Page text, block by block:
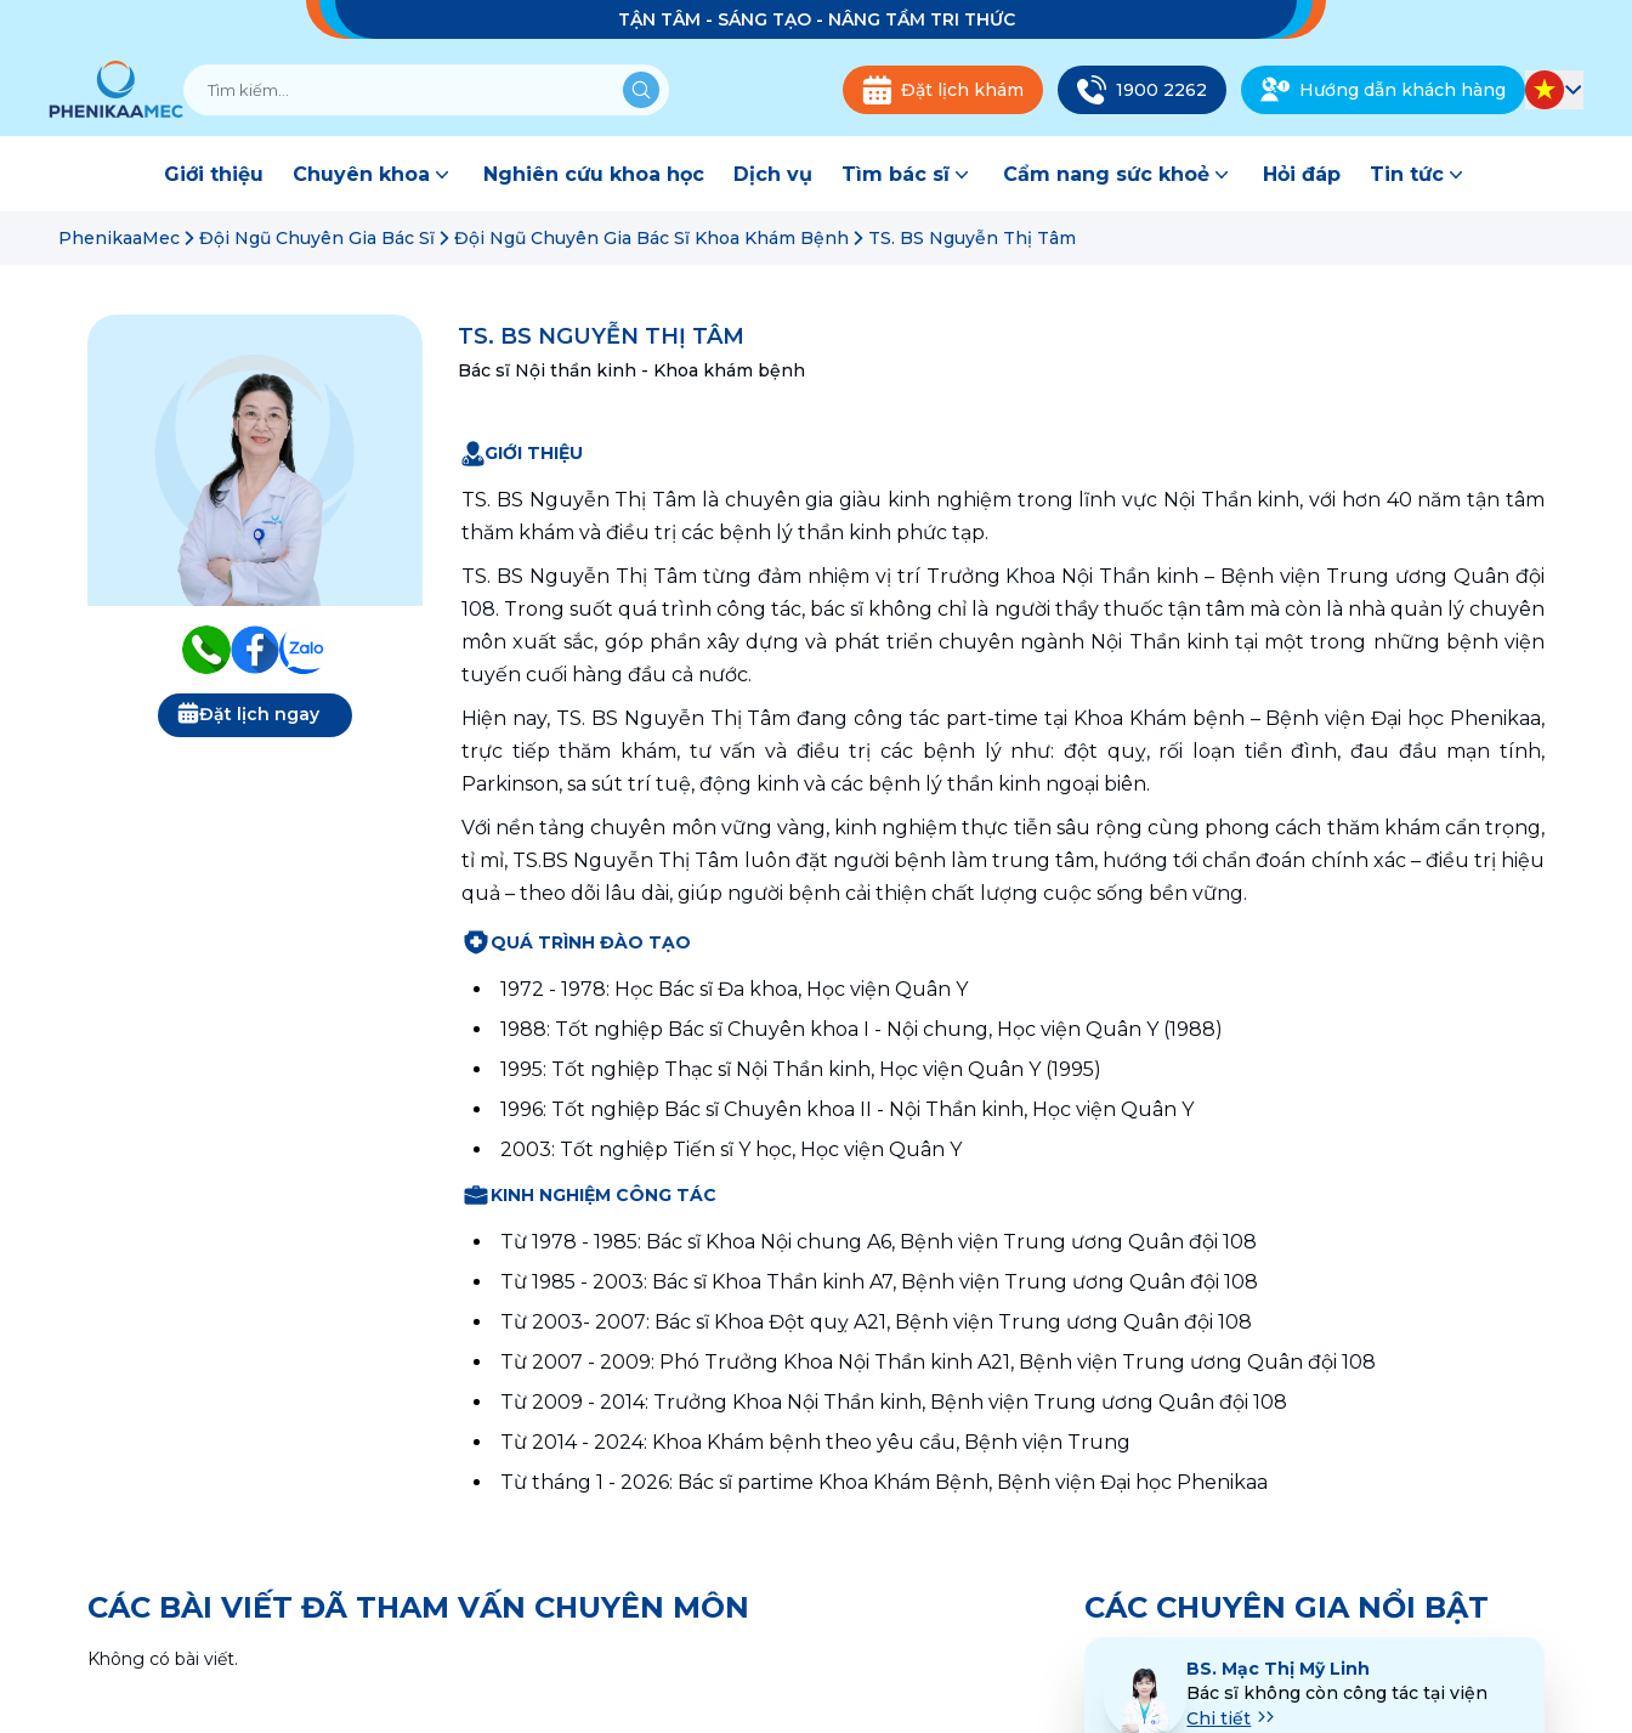
TẬN TÂM - SÁNG TẠO - NÂNG TẦM TRI THỨC
Đặt lịch khám 1900 2262 Hướng dẫn khách hàng
Giới thiệu Chuyên khoa Nghiên cứu khoa học Dịch vụ Tìm bác sĩ Cẩm nang sức khoẻ Hỏi đáp Tin tức
PhenikaaMec Đội Ngũ Chuyên Gia Bác Sĩ Đội Ngũ Chuyên Gia Bác Sĩ Khoa Khám Bệnh TS. BS Nguyễn Thị Tâm
TS. BS NGUYỄN THỊ TÂM
Bác sĩ Nội thần kinh - Khoa khám bệnh
Đặt lịch ngay
GIỚI THIỆU
TS. BS Nguyễn Thị Tâm là chuyên gia giàu kinh nghiệm trong lĩnh vực Nội Thần kinh, với hơn 40 năm tận tâm
thăm khám và điều trị các bệnh lý thần kinh phức tạp.
TS. BS Nguyễn Thị Tâm từng đảm nhiệm vị trí Trưởng Khoa Nội Thần kinh – Bệnh viện Trung ương Quân đội
108. Trong suốt quá trình công tác, bác sĩ không chỉ là người thầy thuốc tận tâm mà còn là nhà quản lý chuyên
môn xuất sắc, góp phần xây dựng và phát triển chuyên ngành Nội Thần kinh tại một trong những bệnh viện
tuyến cuối hàng đầu cả nước.
Hiện nay, TS. BS Nguyễn Thị Tâm đang công tác part-time tại Khoa Khám bệnh – Bệnh viện Đại học Phenikaa,
trực tiếp thăm khám, tư vấn và điều trị các bệnh lý như: đột quỵ, rối loạn tiền đình, đau đầu mạn tính,
Parkinson, sa sút trí tuệ, động kinh và các bệnh lý thần kinh ngoại biên.
Với nền tảng chuyên môn vững vàng, kinh nghiệm thực tiễn sâu rộng cùng phong cách thăm khám cẩn trọng,
tỉ mỉ, TS.BS Nguyễn Thị Tâm luôn đặt người bệnh làm trung tâm, hướng tới chẩn đoán chính xác – điều trị hiệu
quả – theo dõi lâu dài, giúp người bệnh cải thiện chất lượng cuộc sống bền vững.
QUÁ TRÌNH ĐÀO TẠO
1972 - 1978: Học Bác sĩ Đa khoa, Học viện Quân Y
1988: Tốt nghiệp Bác sĩ Chuyên khoa I - Nội chung, Học viện Quân Y (1988)
1995: Tốt nghiệp Thạc sĩ Nội Thần kinh, Học viện Quân Y (1995)
1996: Tốt nghiệp Bác sĩ Chuyên khoa II - Nội Thần kinh, Học viện Quân Y
2003: Tốt nghiệp Tiến sĩ Y học, Học viện Quân Y
KINH NGHIỆM CÔNG TÁC
Từ 1978 - 1985: Bác sĩ Khoa Nội chung A6, Bệnh viện Trung ương Quân đội 108
Từ 1985 - 2003: Bác sĩ Khoa Thần kinh A7, Bệnh viện Trung ương Quân đội 108
Từ 2003- 2007: Bác sĩ Khoa Đột quỵ A21, Bệnh viện Trung ương Quân đội 108
Từ 2007 - 2009: Phó Trưởng Khoa Nội Thần kinh A21, Bệnh viện Trung ương Quân đội 108
Từ 2009 - 2014: Trưởng Khoa Nội Thần kinh, Bệnh viện Trung ương Quân đội 108
Từ 2014 - 2024: Khoa Khám bệnh theo yêu cầu, Bệnh viện Trung
Từ tháng 1 - 2026: Bác sĩ partime Khoa Khám Bệnh, Bệnh viện Đại học Phenikaa
CÁC BÀI VIẾT ĐÃ THAM VẤN CHUYÊN MÔN
Không có bài viết.
CÁC CHUYÊN GIA NỔI BẬT
BS. Mạc Thị Mỹ Linh
Bác sĩ không còn công tác tại viện
Chi tiết